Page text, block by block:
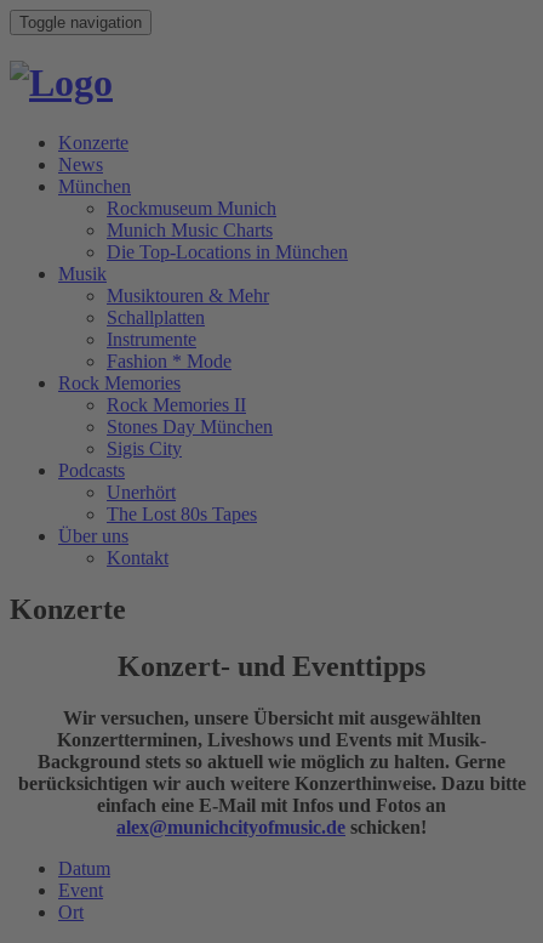
Toggle navigation
Konzerte
News
München
Rockmuseum Munich
Munich Music Charts
Die Top-Locations in München
Musik
Musiktouren & Mehr
Schallplatten
Instrumente
Fashion * Mode
Rock Memories
Rock Memories II
Stones Day München
Sigis City
Podcasts
Unerhört
The Lost 80s Tapes
Über uns
Kontakt
Konzerte
Konzert- und Eventtipps
Wir versuchen, unsere Übersicht mit ausgewählten
Konzertterminen, Liveshows und Events mit Musik-
Background stets so aktuell wie möglich zu halten. Gerne
berücksichtigen wir auch weitere Konzerthinweise. Dazu bitte
einfach eine E-Mail mit Infos und Fotos an
alex@munichcityofmusic.de schicken!
Datum
Event
Ort